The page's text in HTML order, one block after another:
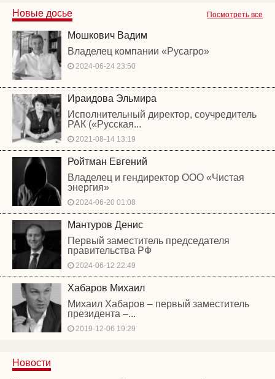
Посмотреть все
Новые досье
Мошкович Вадим
Владелец компании «Русагро»
2024-06-24 23:50
Ираидова Эльмира
Исполнительный директор, соучредитель
РАК («Русская...
2021-08-14 13:19
Ройтман Евгений
Владелец и гендиректор ООО «Чистая
энергия»
2024-06-20 01:08
Мантуров Денис
Первый заместитель председателя
правительства РФ
2024-06-12 22:49
Хабаров Михаил
Михаил Хабаров – первый заместитель
президента –...
2019-12-06 19:29
Новости